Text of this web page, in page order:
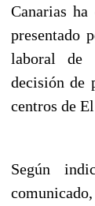
Canarias
presentado
laboral de
decisión de
centros de
Según